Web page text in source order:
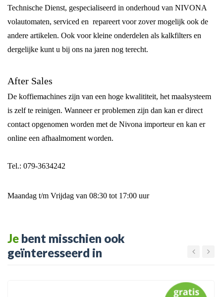
Technische Dienst, gespecialiseerd in onderhoud van NIVONA
volautomaten, serviced en repareert voor zover mogelijk ook de
andere artikelen. Ook voor kleine onderdelen als kalkfilters en
dergelijke kunt u bij ons na jaren nog terecht.
After Sales
De koffiemachines zijn van een hoge kwalititeit, het maalsysteem
is zelf te reinigen. Wanneer er problemen zijn dan kan er direct
contact opgenomen worden met de Nivona importeur en kan er
online een afhaalmoment worden.
Tel.: 079-3634242
Maandag t/m Vrijdag van 08:30 tot 17:00 uur
Je bent misschien ook
geïnteresseerd in